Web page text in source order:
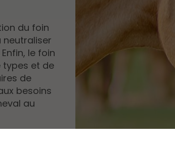
du foin
neutraliser
le foin
types et de
de
besoins
au